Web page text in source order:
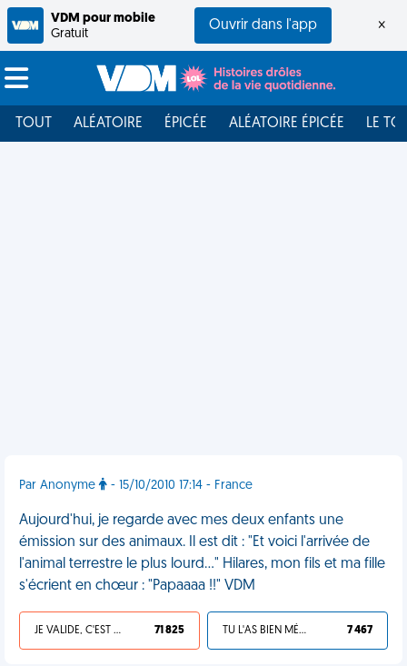
VDM pour mobile
Gratuit
Ouvrir dans l'app ×
TOUT ALÉATOIRE ÉPICÉE ALÉATOIRE ÉPICÉE LE
Par Anonyme - 15/10/2010 17:14 - France
Aujourd'hui, je regarde avec mes deux enfants une
émission sur des animaux. Il est dit : "Et voici l'arrivée de
l'animal terrestre le plus lourd..." Hilares, mon fils et ma fille
s'écrient en chœur : "Papaaaa !!" VDM
JE VALIDE, C'EST UNE VDM 71 825 TU L'AS BIEN MÉRITÉ 7 467